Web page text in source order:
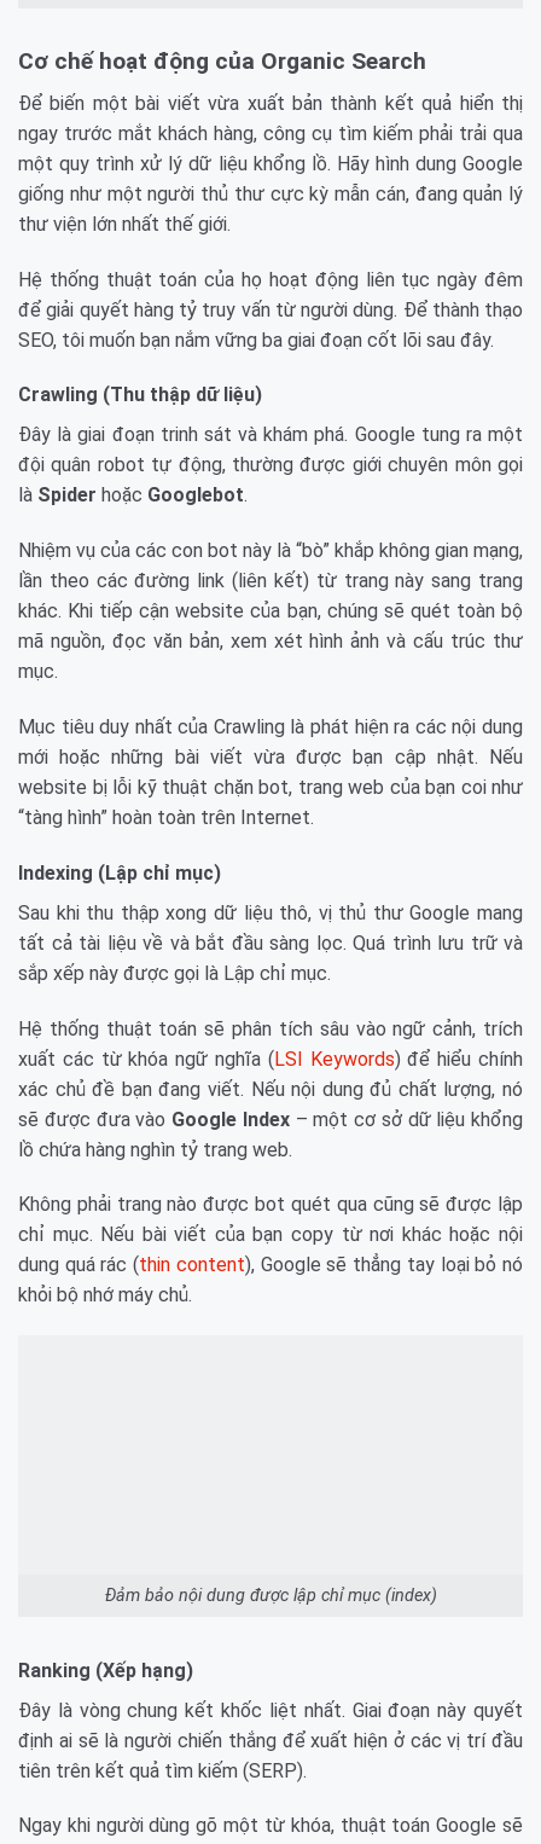
Cơ chế hoạt động của Organic Search
Để biến một bài viết vừa xuất bản thành kết quả hiển thị
ngay trước mắt khách hàng, công cụ tìm kiếm phải trải qua
một quy trình xử lý dữ liệu khổng lồ. Hãy hình dung Google
giống như một người thủ thư cực kỳ mẫn cán, đang quản lý
thư viện lớn nhất thế giới.
Hệ thống thuật toán của họ hoạt động liên tục ngày đêm
để giải quyết hàng tỷ truy vấn từ người dùng. Để thành thạo
SEO, tôi muốn bạn nắm vững ba giai đoạn cốt lõi sau đây.
Crawling (Thu thập dữ liệu)
Đây là giai đoạn trinh sát và khám phá. Google tung ra một
đội quân robot tự động, thường được giới chuyên môn gọi
là Spider hoặc Googlebot.
Nhiệm vụ của các con bot này là “bò” khắp không gian mạng,
lần theo các đường link (liên kết) từ trang này sang trang
khác. Khi tiếp cận website của bạn, chúng sẽ quét toàn bộ
mã nguồn, đọc văn bản, xem xét hình ảnh và cấu trúc thư
mục.
Mục tiêu duy nhất của Crawling là phát hiện ra các nội dung
mới hoặc những bài viết vừa được bạn cập nhật. Nếu
website bị lỗi kỹ thuật chặn bot, trang web của bạn coi như
“tàng hình” hoàn toàn trên Internet.
Indexing (Lập chỉ mục)
Sau khi thu thập xong dữ liệu thô, vị thủ thư Google mang
tất cả tài liệu về và bắt đầu sàng lọc. Quá trình lưu trữ và
sắp xếp này được gọi là Lập chỉ mục.
Hệ thống thuật toán sẽ phân tích sâu vào ngữ cảnh, trích
xuất các từ khóa ngữ nghĩa (LSI Keywords) để hiểu chính
xác chủ đề bạn đang viết. Nếu nội dung đủ chất lượng, nó
sẽ được đưa vào Google Index– một cơ sở dữ liệu khổng
lồ chứa hàng nghìn tỷ trang web.
Không phải trang nào được bot quét qua cũng sẽ được lập
chỉ mục. Nếu bài viết của bạn copy từ nơi khác hoặc nội
dung quá rác (thin content), Google sẽ thẳng tay loại bỏ nó
khỏi bộ nhớ máy chủ.
Đảm bảo nội dung được lập chỉ mục (index)
Ranking (Xếp hạng)
Đây là vòng chung kết khốc liệt nhất. Giai đoạn này quyết
định ai sẽ là người chiến thắng để xuất hiện ở các vị trí đầu
tiên trên kết quả tìm kiếm (SERP).
Ngay khi người dùng gõ một từ khóa, thuật toán Google sẽ